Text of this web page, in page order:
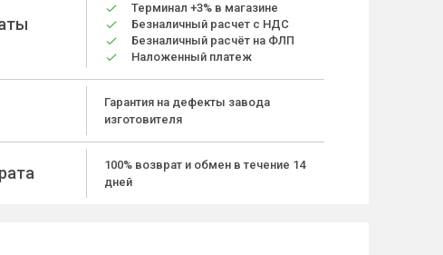
Терминал +3% в магазине
Безналичный расчет с НДС
Безналичный расчёт на ФЛП
Наложенный платеж
Гарантия на дефекты завода
изготовителя
100% возврат и обмен в течение 14
дней